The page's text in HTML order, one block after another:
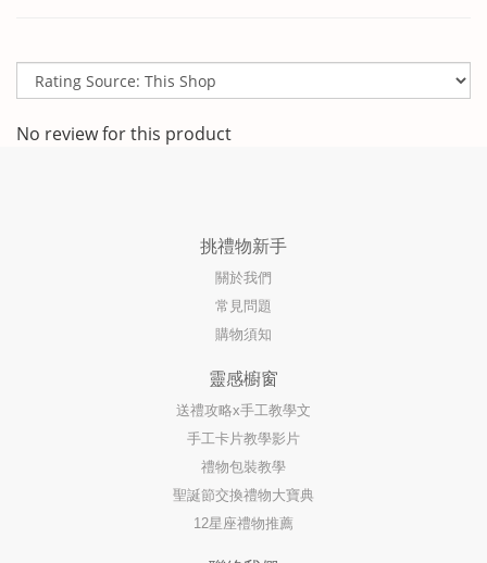
No review for this product
挑禮物新手
關於我們
常見問題
購物須知
靈感櫥窗
送禮攻略x手工教學文
手工卡片教學影片
禮物包裝教學
聖誕節交換禮物大寶典
12星座禮物推薦